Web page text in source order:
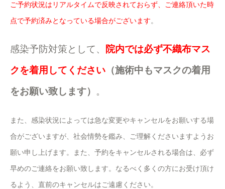
ご予約状況はリアルタイムで反映されておらず、ご連絡頂いた時
点で予約済みとなっている場合がございます。
感染予防対策として、
院内では必ず不織布マス
クを着用してください （施術中もマスクの着用
をお願い致します） 。
また、感染状況によっては急な変更やキャンセルをお願いする場
合がございますが、社会情勢を鑑み、ご理解くださいますようお
願い申し上げます。また、予約をキャンセルされる場合は、必ず
早めのご連絡をお願い致します。なるべく多くの方にお受け頂け
るよう、直前のキャンセルはご遠慮ください。